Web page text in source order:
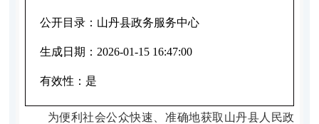
公开目录： 山丹县政务服务中心
生成日期： 2026-01-15 16:47:00
有效性： 是
为便利社会公众快速、准确地获取山丹县人民政